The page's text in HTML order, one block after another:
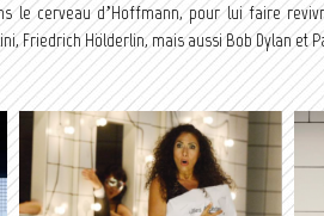
le cerveau d’Hoffmann, pour lui faire
Friedrich Hölderlin, mais aussi Bob Dylan et